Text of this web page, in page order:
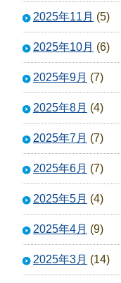
2025年11月 (5)
2025年10月 (6)
2025年9月 (7)
2025年8月 (4)
2025年7月 (7)
2025年6月 (7)
2025年5月 (4)
2025年4月 (9)
2025年3月 (14)